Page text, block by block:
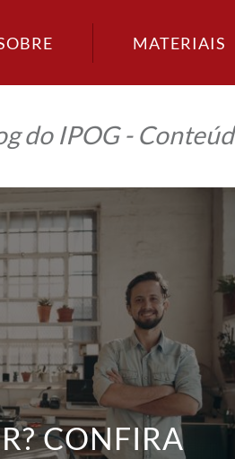
MATERIAIS
do IPOG -
CONFIRA